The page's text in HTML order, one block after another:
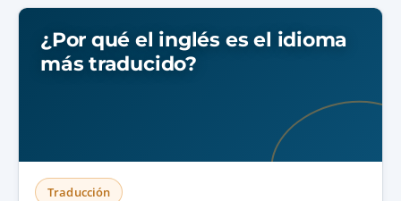
¿Por qué el inglés es el idioma
más traducido?
Traducción